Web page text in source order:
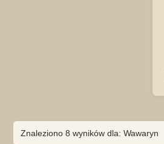
Znaleziono 8 wyników dla: Wawaryn